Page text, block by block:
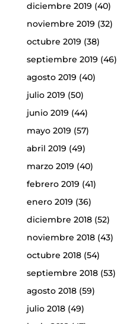
diciembre 2019 (40)
noviembre 2019 (32)
octubre 2019 (38)
septiembre 2019 (46)
agosto 2019 (40)
julio 2019 (50)
junio 2019 (44)
mayo 2019 (57)
abril 2019 (49)
marzo 2019 (40)
febrero 2019 (41)
enero 2019 (36)
diciembre 2018(52)
noviembre 2018(43)
octubre 2018(54)
septiembre 2018(53)
agosto 2018(59)
julio 2018(49)